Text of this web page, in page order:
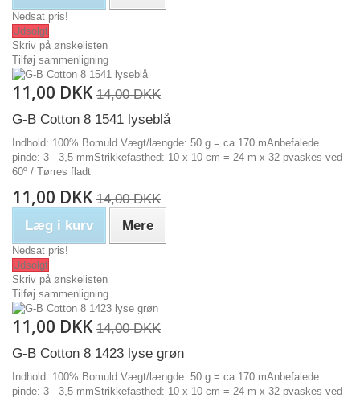
Nedsat pris!
Udsolgt
Skriv på ønskelisten
Tilføj sammenligning
11,00 DKK 14,00 DKK
G-B Cotton 8 1541 lyseblå
Indhold: 100% Bomuld Vægt/længde: 50 g = ca 170 mAnbefalede
pinde: 3 - 3,5 mmStrikkefasthed: 10 x 10 cm = 24 m x 32 pvaskes ved
60º / Tørres fladt
11,00 DKK 14,00 DKK
Læg i kurv
Mere
Nedsat pris!
Udsolgt
Skriv på ønskelisten
Tilføj sammenligning
11,00 DKK 14,00 DKK
G-B Cotton 8 1423 lyse grøn
Indhold: 100% Bomuld Vægt/længde: 50 g = ca 170 mAnbefalede
pinde: 3 - 3,5 mmStrikkefasthed: 10 x 10 cm = 24 m x 32 pvaskes ved